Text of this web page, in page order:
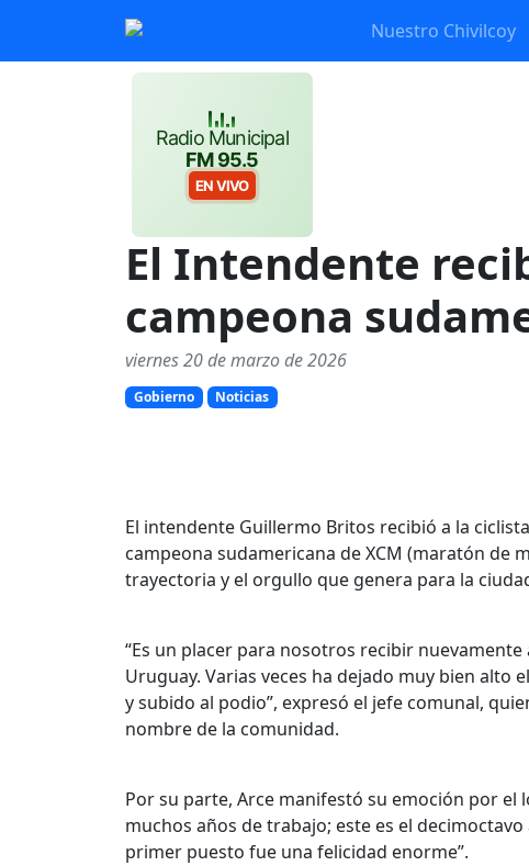
Nuestro Chivilcoy
Radio Municipal
FM 95.5
EN VIVO
El Intendente
campeona
viernes 20 de marzo de 2026
Gobierno Noticias
El intendente Guillermo Britos recibió a la
campeona sudamericana de XCM (maratón de
trayectoria y el orgullo que genera para la
“Es un placer para nosotros recibir
Uruguay. Varias veces ha dejado muy bien alto
y subido al podio”, expresó el jefe comunal,
nombre de la comunidad.
Por su parte, Arce manifestó su emoción por el
muchos años de trabajo; este es el
primer puesto fue una felicidad enorme”.